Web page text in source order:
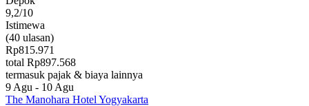
9,2/10
Istimewa
(40 ulasan)
Rp815.971
total Rp897.568
termasuk pajak & biaya lainnya
9 Agu - 10 Agu
The Manohara Hotel Yogyakarta